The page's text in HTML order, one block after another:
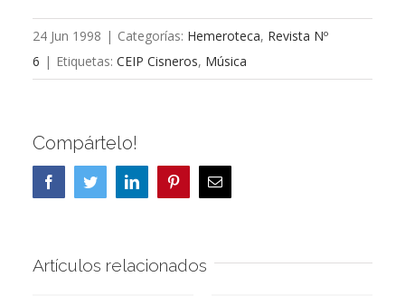
24 Jun 1998 | Categorías: Hemeroteca, Revista Nº
6 | Etiquetas: CEIP Cisneros, Música
Compártelo!
FacebookTwitterLinkedInPinterestCorreo
electrónico
Artículos relacionados